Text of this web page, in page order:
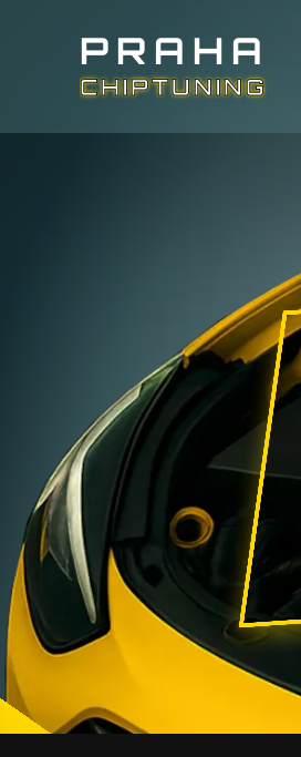
PR A H A
CHIPTUNING